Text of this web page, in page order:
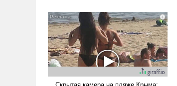
налогоплательщиков и где
Еревану за свои поступки не
нужно отвечать.